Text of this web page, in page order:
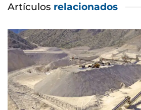
Artículos relacionados